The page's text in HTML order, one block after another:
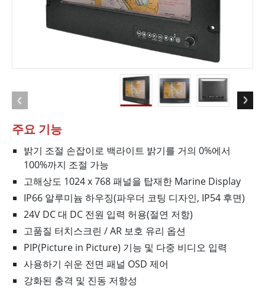
주요 기능
밝기 조절 손잡이로 백라이트 밝기를 거의 0%에서
100%까지 조절 가능
고해상도 1024 x 768 패널을 탑재한 Marine Display
IP66 알루미늄 하우징(파우더 코팅 디자인, IP54 후면)
24V DC 대 DC 전원 입력 허용(절연 저항)
고품질 터치스크린 / AR 보호 유리 옵션
PIP(Picture in Picture) 기능 및 다중 비디오 입력
사용하기 쉬운 전면 패널 OSD 제어
강화된 충격 및 진동 저항성